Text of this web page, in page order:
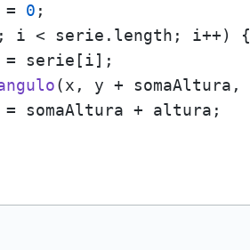
= 0 ;
; i < serie. length ; i++) {
= serie[i];
(x, y + somaAltura,
somaAltura + altura;